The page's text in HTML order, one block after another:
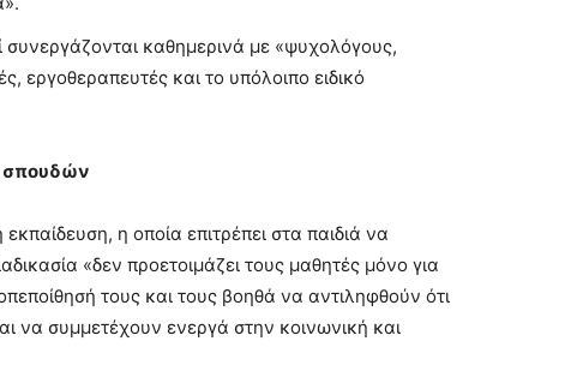
συνεργάζονται καθημερινά με «ψυχολόγους,
εργοθεραπευτές και το υπόλοιπο ειδικό
σπουδών
η οποία επιτρέπει στα παιδιά να
«δεν προετοιμάζει τους μαθητές μόνο για
τους και τους βοηθά να αντιληφθούν ότι
να συμμετέχουν ενεργά στην κοινωνική και